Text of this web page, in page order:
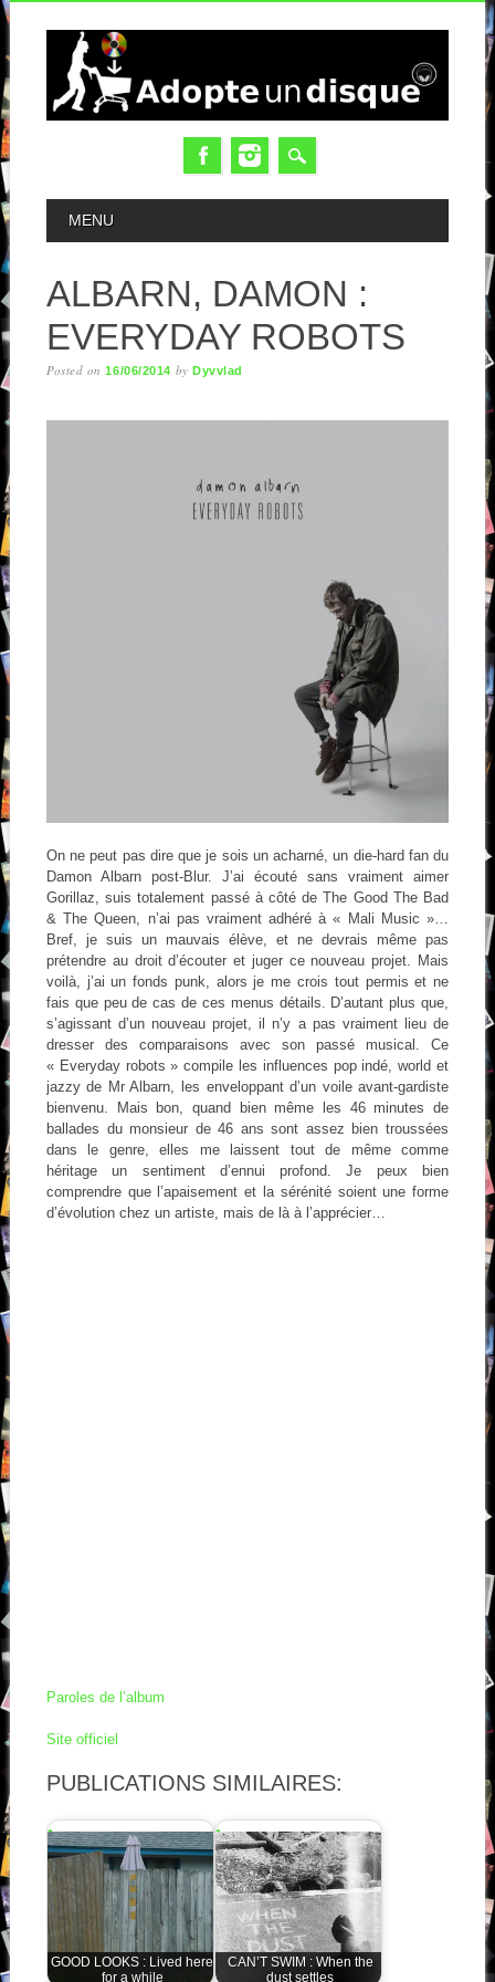
MAIN MENU
MENU
ALBARN, DAMON :
EVERYDAY ROBOTS
Posted on16/06/2014 byDyvvlad
On ne peut pas dire que je sois un acharné, un die-hard fan du
Damon Albarn post-Blur. J’ai écouté sans vraiment aimer
Gorillaz, suis totalement passé à côté de The Good The Bad
& The Queen, n’ai pas vraiment adhéré à « Mali Music »…
Bref, je suis un mauvais élève, et ne devrais même pas
prétendre au droit d’écouter et juger ce nouveau projet. Mais
voilà, j’ai un fonds punk, alors je me crois tout permis et ne
fais que peu de cas de ces menus détails. D’autant plus que,
s’agissant d’un nouveau projet, il n’y a pas vraiment lieu de
dresser des comparaisons avec son passé musical. Ce
« Everyday robots » compile les influences pop indé, world et
jazzy de Mr Albarn, les enveloppant d’un voile avant-gardiste
bienvenu. Mais bon, quand bien même les 46 minutes de
ballades du monsieur de 46 ans sont assez bien troussées
dans le genre, elles me laissent tout de même comme
héritage un sentiment d’ennui profond. Je peux bien
comprendre que l’apaisement et la sérénité soient une forme
d’évolution chez un artiste, mais de là à l’apprécier…
Paroles de l’album
Site officiel
PUBLICATIONS SIMILAIRES:
GOOD LOOKS : Lived here
for a while
CAN’T SWIM : When the
dust settles